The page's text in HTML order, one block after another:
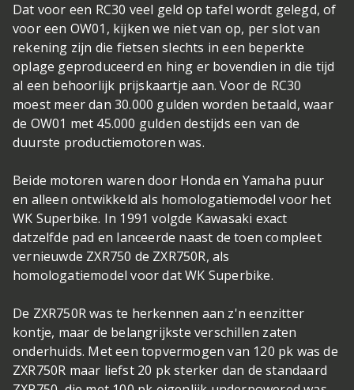
Dat voor een RC30 veel geld op tafel wordt gelegd, of
voor een OW01, kijken we niet van op, per slot van
rekening zijn die fietsen slechts in een beperkte
oplage geproduceerd en hing er bovendien in die tijd
al een behoorlijk prijskaartje aan. Voor de RC30
moest meer dan 30.000 gulden worden betaald, waar
de OW01 met 45.000 gulden destijds een van de
duurste productiemotoren was.
Beide motoren waren door Honda en Yamaha puur
en alleen ontwikkeld als homologatiemodel voor het
WK Superbike. In 1991 volgde Kawasaki exact
datzelfde pad en lanceerde naast de toen compleet
vernieuwde ZXR750 de ZXR750R, als
homologatiemodel voor dat WK Superbike.
De ZXR750R was te herkennen aan z'n eenzitter
kontje, maar de belangrijkste verschillen zaten
onderhuids. Met een topvermogen van 120 pk was de
ZXR750R maar liefst 20 pk sterker dan de standaard